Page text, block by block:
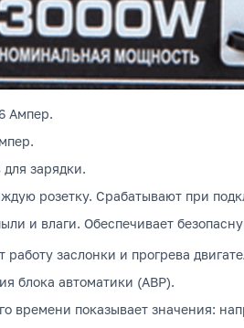
Ампер.
зарядки.
розетку. Срабатывают при
и влаги. Обеспечивает
работу заслонки и прогрева
блока автоматики (АВР).
времени показывает значения: